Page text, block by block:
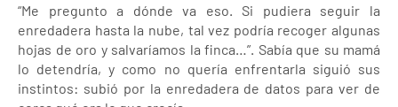
“Me pregunto a dónde va eso. Si pudiera seguir la
enredadera hasta la nube, tal vez podría recoger algunas
hojas de oro y salvaríamos la finca…”. Sabía que su mamá
lo detendría, y como no quería enfrentarla siguió sus
instintos: subió por la enredadera de datos para ver de